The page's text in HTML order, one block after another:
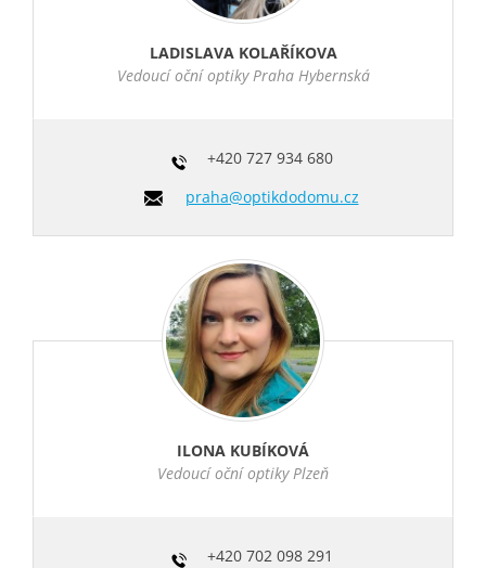
LADISLAVA KOLAŘÍKOVA
Vedoucí oční optiky Praha Hybernská
+420 727 934 680
praha@optikdodomu.cz
ILONA KUBÍKOVÁ
Vedoucí oční optiky Plzeň
+420 702 098 291